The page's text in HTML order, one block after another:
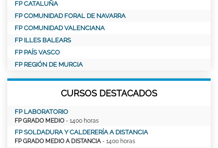
FP CATALUÑA
FP COMUNIDAD FORAL DE NAVARRA
FP COMUNIDAD VALENCIANA
FP ILLES BALEARS
FP PAÍS VASCO
FP REGIÓN DE MURCIA
CURSOS DESTACADOS
FP LABORATORIO
FP GRADO MEDIO - 1400 horas
FP SOLDADURA Y CALDERERÍA A DISTANCIA
FP GRADO MEDIO A DISTANCIA - 1400 horas